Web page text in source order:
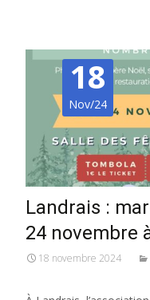
18
Nov/24
Landrais :
24 novembre
18 novembre 2024